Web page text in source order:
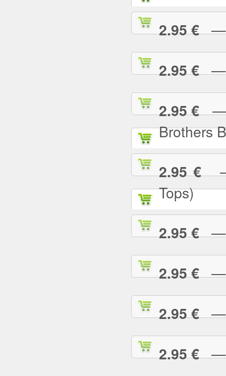
2.95 €—
2.95 €—
2.95 €—
Brothers
2.95 €—
Tops)
2.95 €—
2.95 €—
2.95 €—
2.95 €—